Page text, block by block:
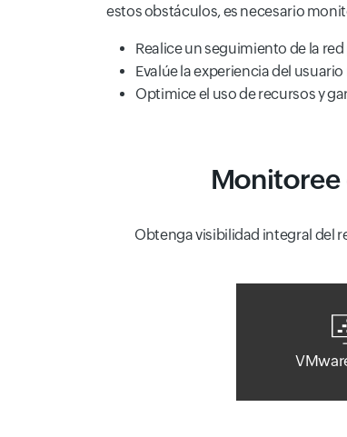
estos obstáculos, es necesario
Realice un seguimiento de la
Evalúe la experiencia del
Optimice el uso de recursos y
Obtenga visibilidad integral del